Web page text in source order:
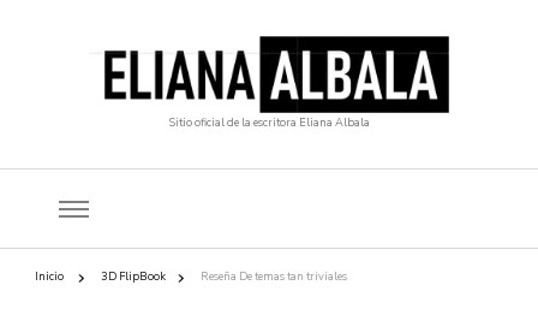
Sitio oficial de la escritora Eliana Albala
Inicio 3D FlipBook Reseña De temas tan triviales